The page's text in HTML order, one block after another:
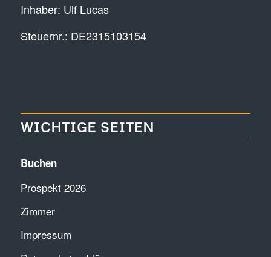
Inhaber: Ulf Lucas
Steuernr.: DE2315103154
WICHTIGE SEITEN
Buchen
Prospekt 2026
Zimmer
Impressum